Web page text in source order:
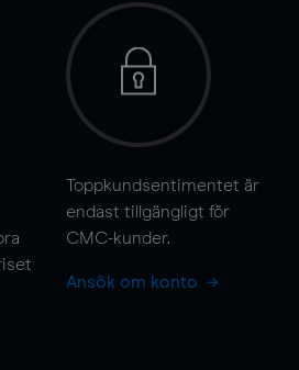
Toppkundsentimentet är
endast tillgängligt för
CMC-kunder.
Ansök om konto